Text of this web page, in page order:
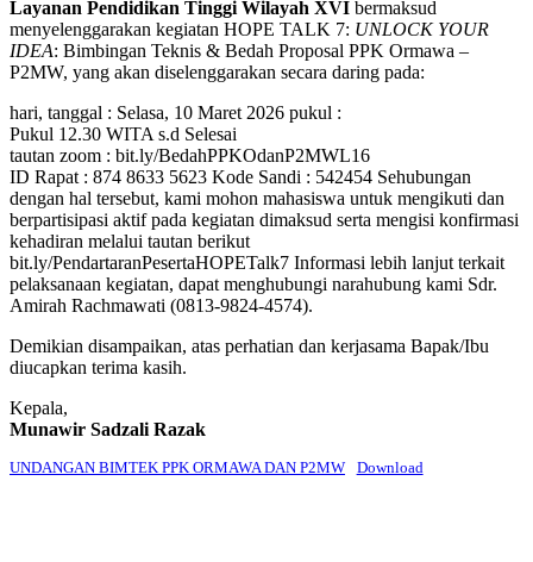
Layanan Pendidikan Tinggi Wilayah XVI bermaksud
menyelenggarakan kegiatan HOPE TALK 7: UNLOCK YOUR
IDEA: Bimbingan Teknis & Bedah Proposal PPK Ormawa –
P2MW, yang akan diselenggarakan secara daring pada:
hari, tanggal : Selasa, 10 Maret 2026 pukul :
Pukul 12.30 WITA s.d Selesai
tautan zoom : bit.ly/BedahPPKOdanP2MWL16
ID Rapat : 874 8633 5623 Kode Sandi : 542454 Sehubungan
dengan hal tersebut, kami mohon mahasiswa untuk mengikuti dan
berpartisipasi aktif pada kegiatan dimaksud serta mengisi konfirmasi
kehadiran melalui tautan berikut
bit.ly/PendartaranPesertaHOPETalk7 Informasi lebih lanjut terkait
pelaksanaan kegiatan, dapat menghubungi narahubung kami Sdr.
Amirah Rachmawati (0813-9824-4574).
Demikian disampaikan, atas perhatian dan kerjasama Bapak/Ibu
diucapkan terima kasih.
Kepala,
Munawir Sadzali Razak
UNDANGAN BIMTEK PPK ORMAWA DAN P2MW Download